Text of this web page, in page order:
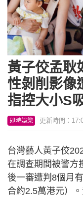
黃子佼孟耿
性剝削影像
指控大小S
即時娛樂 更新時間：
台灣藝人黃子佼
在調查期間被警方
後一審遭判8個月
合約2.5萬港元）